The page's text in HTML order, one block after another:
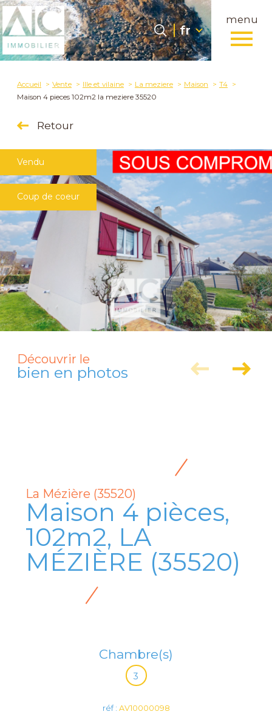
menu
Langue
fr
Accueil 0 Langue
fr
Accueil Vente Ille et vilaine La meziere Maison
T4
Maison 4 pieces 102m2 la meziere 35520
Retour
Vendu
Coup de coeur
Découvrir le
bien en photos
La Mézière (35520)
Maison 4 pièces,
102m2, LA
MÉZIÈRE (35520)
Chambre(s)
3
réf : AV10000098